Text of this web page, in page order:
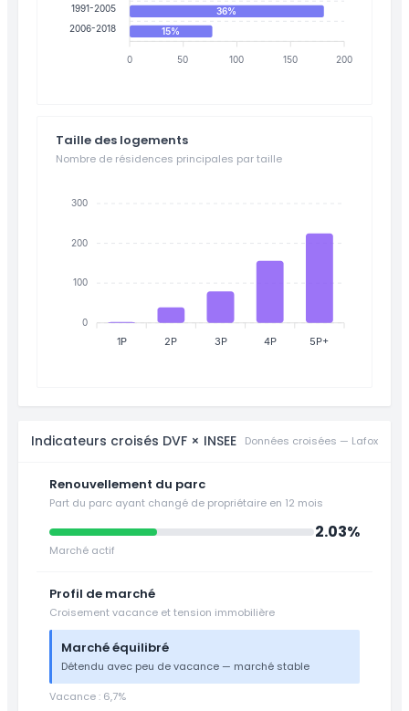
36%
15%
1991-2005
2006-2018
200
150
100
50
0
Taille des logements
Nombre de résidences principales par taille
300
200
100
0
1P 2P 3P 4P 5P+
Indicateurs croisés DVF × INSEE Données croisées — Lafox
Renouvellement du parc
Part du parc ayant changé de propriétaire en 12 mois
2.03%
Marché actif
Profil de marché
Croisement vacance et tension immobilière
Marché équilibré
Détendu avec peu de vacance — marché stable
Vacance : 6,7%